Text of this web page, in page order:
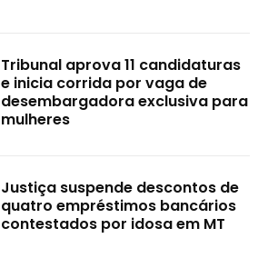
Tribunal aprova 11 candidaturas
e inicia corrida por vaga de
desembargadora exclusiva para
mulheres
Justiça suspende descontos de
quatro empréstimos bancários
contestados por idosa em MT